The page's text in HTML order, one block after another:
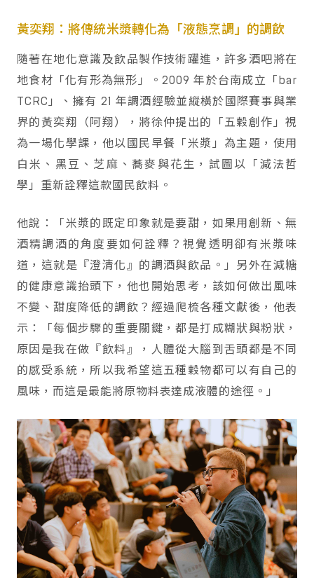
黃奕翔：將傳統米漿轉化為「液態烹調」的調飲
隨著在地化意識及飲品製作技術躍進，許多酒吧將在
地食材「化有形為無形」。2009 年於台南成立「bar
TCRC」、擁有 21 年調酒經驗並縱橫於國際賽事與業
界的黃奕翔（阿翔），將徐仲提出的「五穀創作」視
為一場化學課，他以國民早餐「米漿」為主題，使用
白米、黑豆、芝麻、蕎麥與花生，試圖以「減法哲
學」重新詮釋這款國民飲料。
他說：「米漿的既定印象就是要甜，如果用創新、無
酒精調酒的角度要如何詮釋？視覺透明卻有米漿味
道，這就是『澄清化』的調酒與飲品。」另外在減糖
的健康意識抬頭下，他也開始思考，該如何做出風味
不變、甜度降低的調飲？經過爬梳各種文獻後，他表
示：「每個步驟的重要關鍵，都是打成糊狀與粉狀，
原因是我在做『飲料』，人體從大腦到舌頭都是不同
的感受系統，所以我希望這五種穀物都可以有自己的
風味，而這是最能將原物料表達成液體的途徑。」